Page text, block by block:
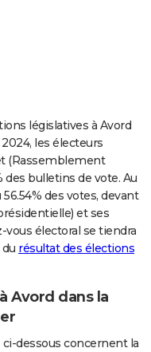
législatives à Avord
les électeurs
(Rassemblement
des bulletins de vote. Au
des votes, devant
et ses
vous électoral se tiendra
résultat des élections
Avord dans la
dessous concernent la